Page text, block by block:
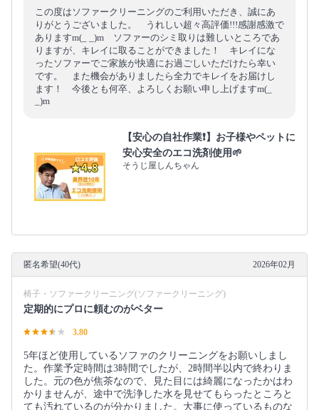
この度はソファークリーニングのご利用いただき、誠にあ
りがとうございました。 うれしい超々高評価!!!感謝感激で
ありますm(_ _)m ソファーのシミ取りは難しいところであ
りますが、キレイに取ることができました！ キレイにな
ったソファーでご家族が快適にお過ごしいただけたら幸い
です。 また機会がありましたら全力でキレイをお届けし
ます！ 今後とも何卒、よろしくお願い申し上げますm(_
_)m
【安心の自社作業❗️】お子様やペットに
安心安全のエコ洗剤使用🌱
そうじ屋しんちゃん
匿名希望(40代) 2026年02月
椅子・ソファークリーニング(ソファークリーニング)
定期的にプロに頼むのがベター
3.80
5年ほど使用しているソファのクリーニングをお願いしまし
た。作業予定時間は3時間でしたが、2時間半以内で終わりま
した。元の色が焦茶なので、見た目には綺麗になったかはわ
かりませんが、途中で洗浄した水を見せてもらったところと
ても汚れているのが分かりました。大事に使っているものな